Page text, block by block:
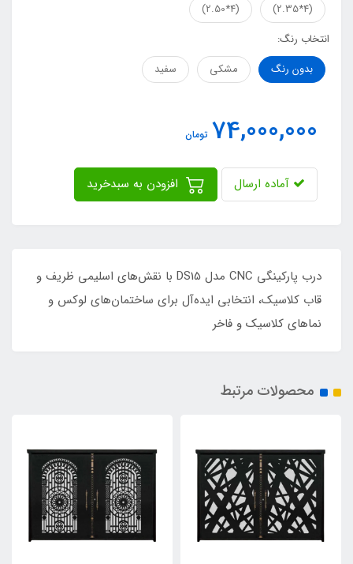
(4*2.35)
(4*2.50)
انتخاب رنگ:
بدون رنگ
مشکی سفید
74,000,000 تومان
آماده ارسال
درب پارکینگی CNC مدل DS15 با نقش‌های اسلیمی ظریف و
قاب کلاسیک، انتخابی ایده‌آل برای ساختمان‌های لوکس و
نماهای کلاسیک و فاخر
محصولات مرتبط